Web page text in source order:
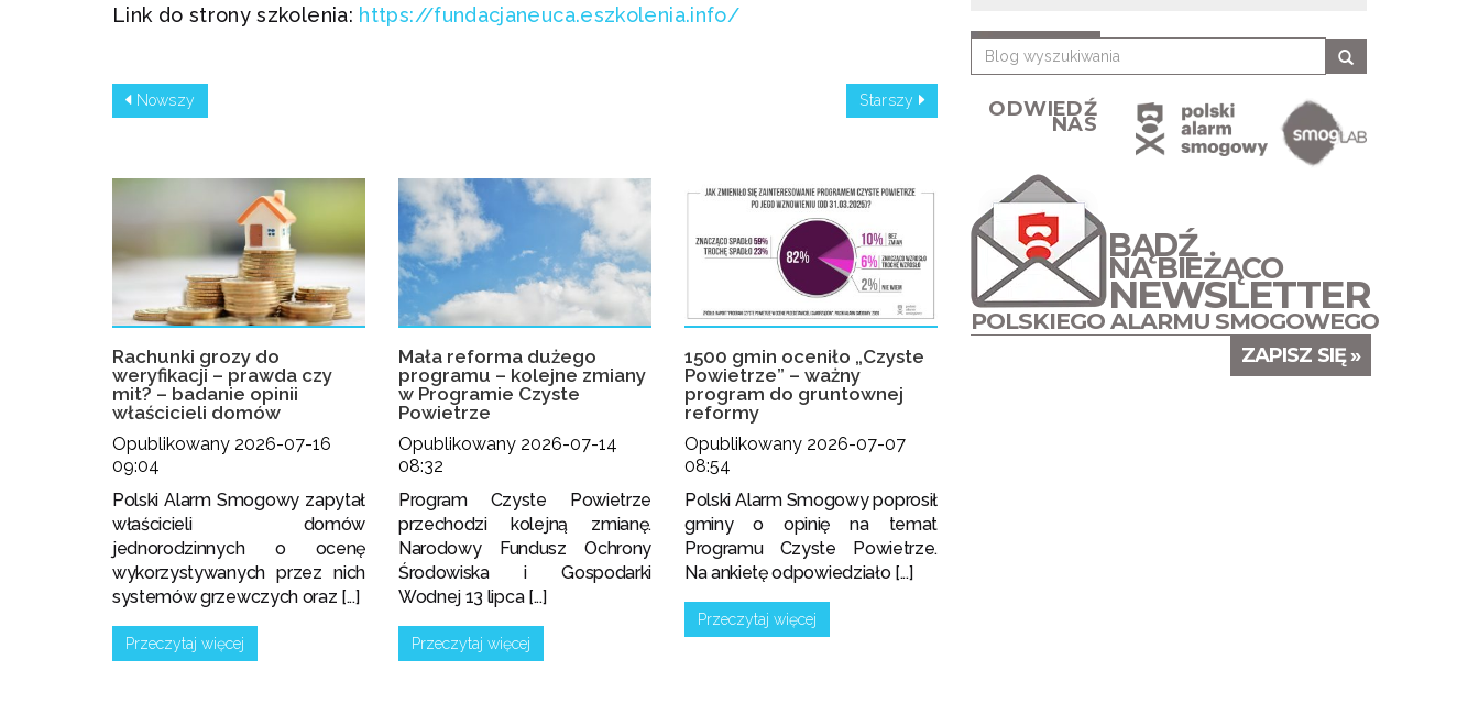
Link do strony szkolenia: https://fundacjaneuca.eszkolenia.info/
Nowszy Starszy
Rachunki grozy do
weryfikacji – prawda czy
mit? – badanie opinii
właścicieli domów
Opublikowany 2026-07-16
09:04
Polski Alarm Smogowy zapytał
właścicieli domów
jednorodzinnych o ocenę
wykorzystywanych przez nich
systemów grzewczych oraz [...]
Przeczytaj więcej
Mała reforma dużego
programu – kolejne zmiany
w Programie Czyste
Powietrze
Opublikowany 2026-07-14
08:32
Program Czyste Powietrze
przechodzi kolejną zmianę.
Narodowy Fundusz Ochrony
Środowiska i Gospodarki
Wodnej 13 lipca [...]
Przeczytaj więcej
1500 gmin oceniło „Czyste
Powietrze” – ważny
program do gruntownej
reformy
Opublikowany 2026-07-07
08:54
Polski Alarm Smogowy poprosił
gminy o opinię na temat
Programu Czyste Powietrze.
Na ankietę odpowiedziało [...]
Przeczytaj więcej
ODWIEDŹ
NAS
BĄDŹ
NA BIEŻĄCO
NEWSLETTER
POLSKIEGO ALARMU SMOGOWEGO
ZAPISZ SIĘ »